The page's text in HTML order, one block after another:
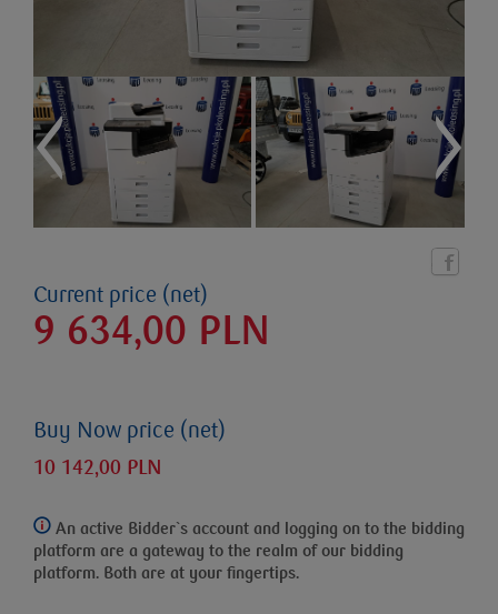
Current price (net)
9 634,00 PLN
Buy Now price (net)
10 142,00 PLN
An active Bidder`s account and logging on to the bidding
platform are a gateway to the realm of our bidding
platform. Both are at your fingertips.